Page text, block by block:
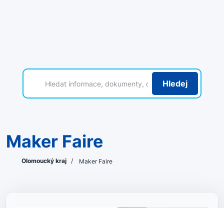
Hledej
Maker Faire
Olomoucký kraj / Maker Faire